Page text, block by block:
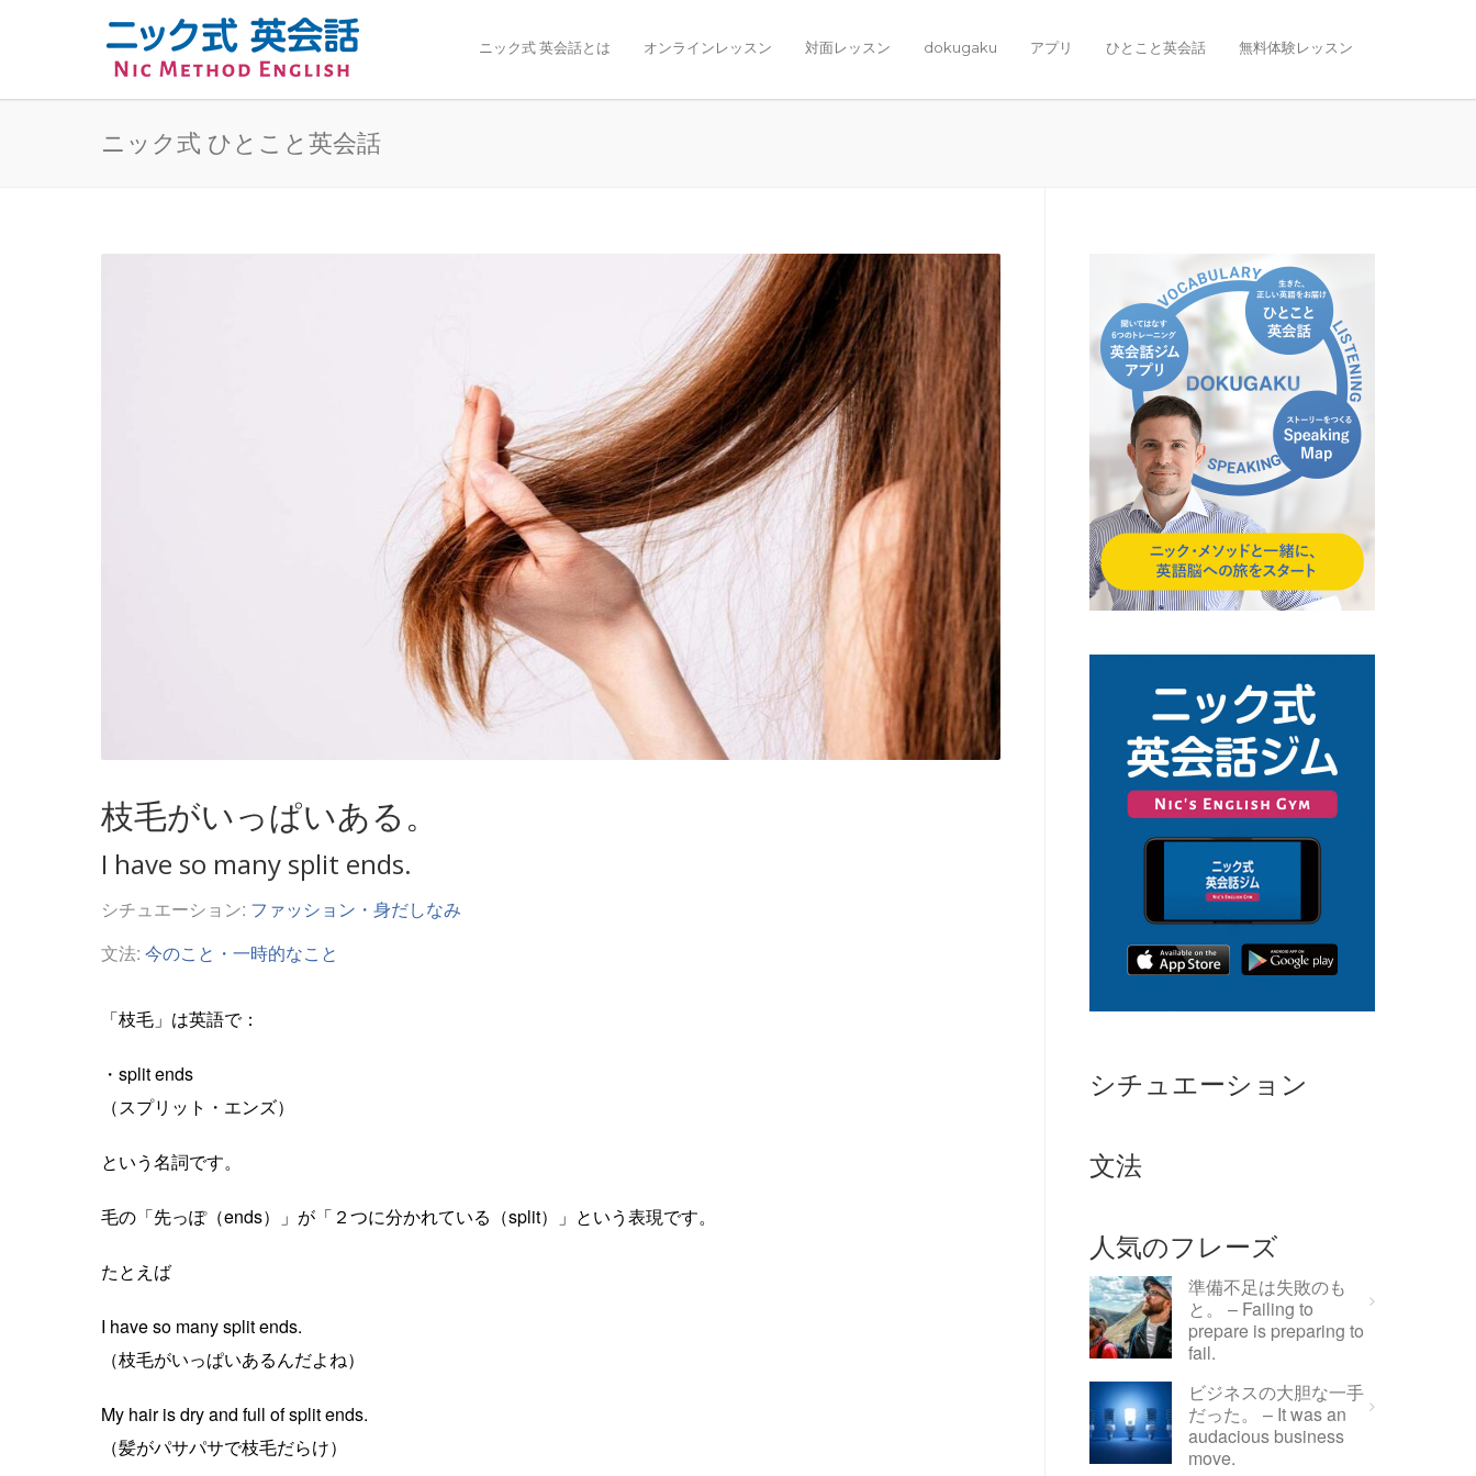
ニック式 英会話とは オンラインレッスン 対面レッスン dokugaku アプリ ひとこと英会話 無料体験レッスン
ニック式 ひとこと英会話
枝毛がいっぱいある。
I have so many split ends.
シチュエーション: ファッション・身だしなみ
文法: 今のこと・一時的なこと
「枝毛」は英語で：
・split ends
（スプリット・エンズ）
という名詞です。
毛の「先っぽ（ends）」が「２つに分かれている（split）」という表現です。
たとえば
I have so many split ends.
（枝毛がいっぱいあるんだよね）
My hair is dry and full of split ends.
（髪がパサパサで枝毛だらけ）
シチュエーション
文法
人気のフレーズ
準備不足は失敗のも
と。 – Failing to
prepare is preparing to
fail.
ビジネスの大胆な一手
だった。 – It was an
audacious business
move.